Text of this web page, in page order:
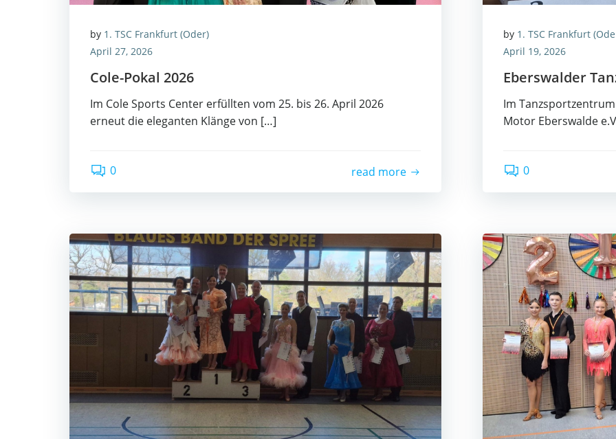
by 1. TSC Frankfurt (Oder)
April 27, 2026
Cole-Pokal 2026
Im Cole Sports Cen­ter erfüll­ten vom 25. bis 26. April 2026
erneut die ele­gan­ten Klän­ge von […]
0 read more
by 1. TSC Frankfurt
April 19, 2026
Ebers­wal­der
Im
Motor Ebers­wal­de
0